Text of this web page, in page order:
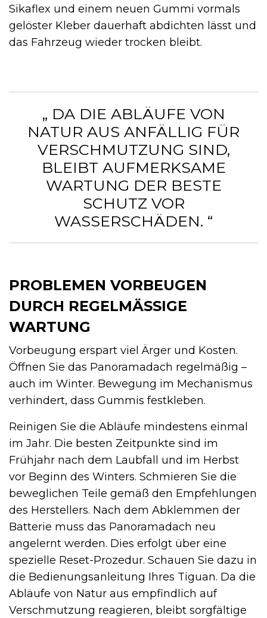
Sikaflex und einem neuen Gummi vormals
gelöster Kleber dauerhaft abdichten lässt und
das Fahrzeug wieder trocken bleibt.
„ DA DIE ABLÄUFE VON
NATUR AUS ANFÄLLIG FÜR
VERSCHMUTZUNG SIND,
BLEIBT AUFMERKSAME
WARTUNG DER BESTE
SCHUTZ VOR
WASSERSCHÄDEN. “
PROBLEMEN VORBEUGEN
DURCH REGELMÄSSIGE W
ARTUNG
Vorbeugung erspart viel Ärger und Kosten.
Öffnen Sie das Panoramadach regelmäßig –
auch im Winter. Bewegung im Mechanismus
verhindert, dass Gummis festkleben.
Reinigen Sie die Abläufe mindestens einmal
im Jahr. Die besten Zeitpunkte sind im
Frühjahr nach dem Laubfall und im Herbst
vor Beginn des Winters. Schmieren Sie die
beweglichen Teile gemäß den Empfehlungen
des Herstellers. Nach dem Abklemmen der
Batterie muss das Panoramadach neu
angelernt werden. Dies erfolgt über eine
spezielle Reset-Prozedur. Schauen Sie dazu in
die Bedienungsanleitung Ihres Tiguan. Da die
Abläufe von Natur aus empfindlich auf
Verschmutzung reagieren, bleibt sorgfältige